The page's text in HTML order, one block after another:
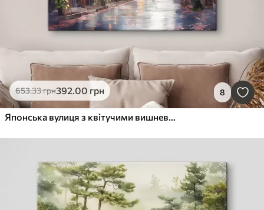
653.33грн392.00 грн 8
Японська вулиця з квітучими вишневими деревами, східна архітектура, ліхтарі